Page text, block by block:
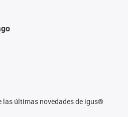
las últimas novedades de igus®